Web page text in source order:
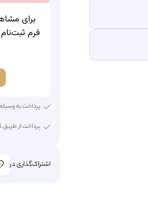
برای
فرم
پرداخت به
پرداخت از طریق
اشتراک‌گذاری در